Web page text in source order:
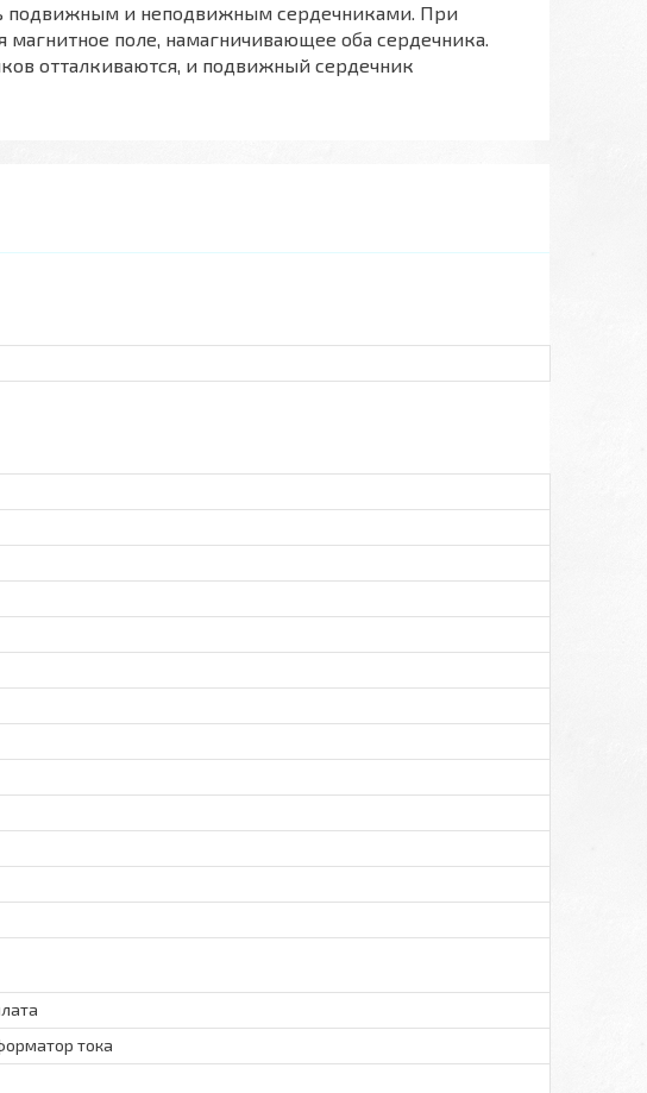
и неподвижным сердечниками. При
магнитное поле, намагничивающее оба сердечника.
отталкиваются, и подвижный сердечник
тока